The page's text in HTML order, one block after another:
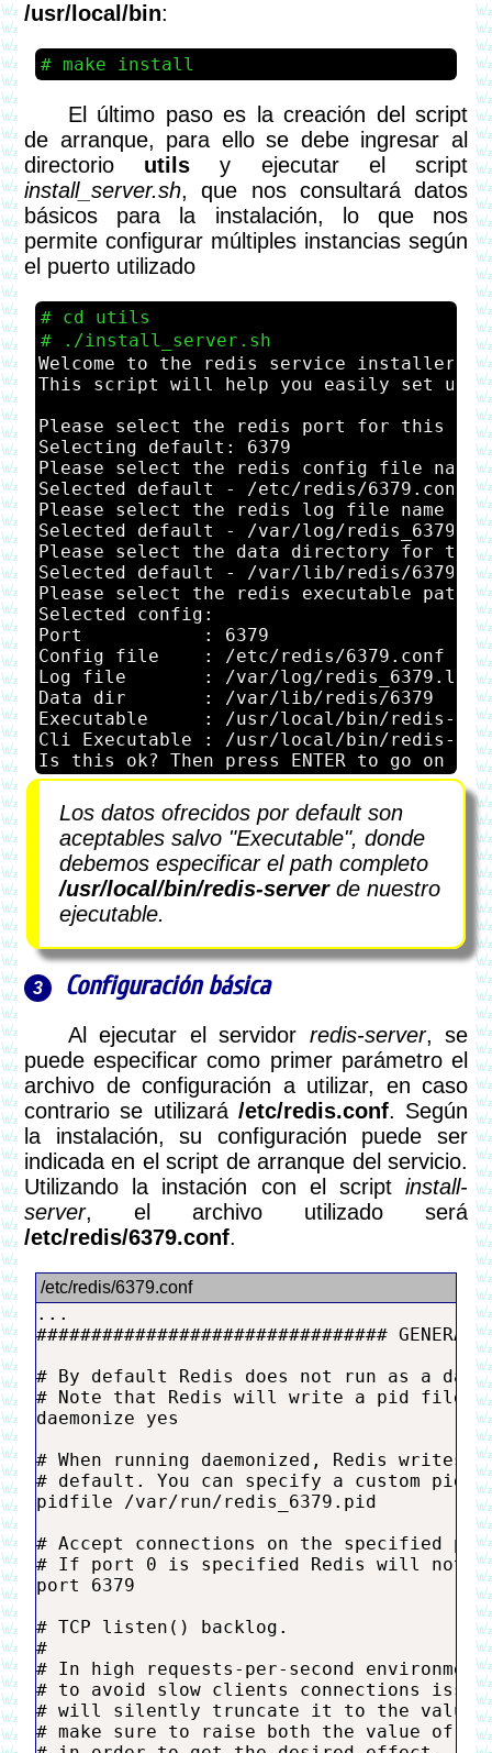
/usr/local/bin:
make install
El último paso es la creación del script
de arranque, para ello se debe ingresar al
directorio utils y ejecutar el script
install_server.sh, que nos consultará datos
básicos para la instalación, lo que nos
permite configurar múltiples instancias según
el puerto utilizado
cd utils
./install_server.sh
Welcome to the redis service installer
This script will help you easily set up a
Please select the redis port for this
Selecting default: 6379
Please select the redis config file
Selected default - /etc/redis/6379.conf
Please select the redis log file name [/
Selected default - /var/log/
Please select the data directory for
Selected default - /var/lib/redis/6379
Please select the redis executable
Selected config:
Port           : 6379
Config file    : /etc/redis/6379.conf
Log file       : /var/log/redis_6379.log
Data dir       : /var/lib/redis/6379
Executable     : /usr/local/bin/redis-
Cli Executable : /usr/local/bin/redis-cli
Los datos ofrecidos por default son
aceptables salvo "Executable", donde
debemos especificar el path completo
/usr/local/bin/redis-serverde nuestro
ejecutable.
Configuración básica
Al ejecutar el servidor redis-server, se
puede especificar como primer parámetro el
archivo de configuración a utilizar, en caso
contrario se utilizará /etc/redis.conf. Según
la instalación, su configuración puede ser
indicada en el script de arranque del servicio.
Utilizando la instación con el script install-
server, el archivo utilizado será
/etc/redis/6379.conf.
...
################################
# By default Redis does not run as a
# Note that Redis will write a pid file in
daemonize yes
# When running daemonized, Redis
# default. You can specify a custom pid
pidfile /var/run/redis_6379.pid
# Accept connections on the specified
# If port 0 is specified Redis will not
port 6379
# TCP listen() backlog.
#
# In high requests-per-second
# to avoid slow clients connections
# will silently truncate it to the value of
# make sure to raise both the value of